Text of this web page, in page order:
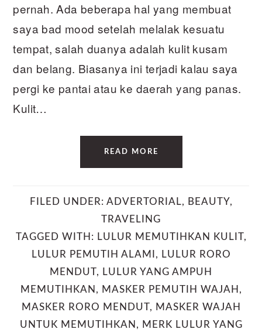
pernah. Ada beberapa hal yang membuat
saya bad mood setelah melalak kesuatu
tempat, salah duanya adalah kulit kusam
dan belang. Biasanya ini terjadi kalau saya
pergi ke pantai atau ke daerah yang panas.
Kulit…
READ MORE
FILED UNDER: ADVERTORIAL, BEAUTY,
TRAVELING
TAGGED WITH: LULUR MEMUTIHKAN KULIT,
LULUR PEMUTIH ALAMI , LULUR RORO
MENDUT, LULUR YANG AMPUH
MEMUTIHKAN , MASKER PEMUTIH WAJAH ,
MASKER RORO MENDUT, MASKER WAJAH
UNTUK MEMUTIHKAN , MERK LULUR YANG